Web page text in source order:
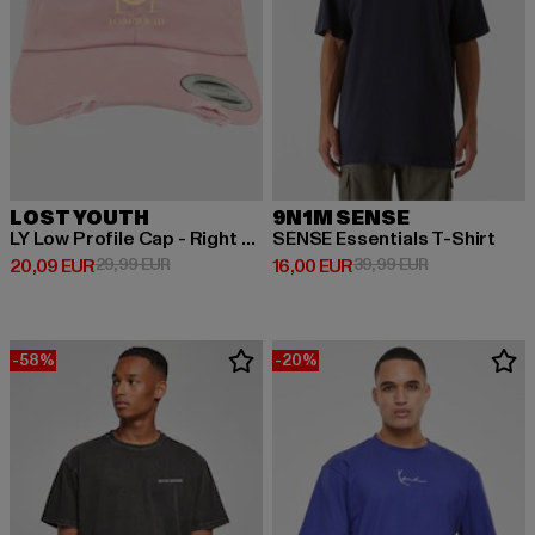
LOST YOUTH
LY Low Profile Cap - Right Direction
20,09 EUR
Derzeitiger Preis: 20,09 EUR
29,99 EURAktionspreis: 29,99 EUR
9N1M SENSE
SENSE Essentials T-Shirt
16,00 EUR
Derzeitiger Preis: 16,00 EUR
39,99 EURAktionspreis:
-58% -20%